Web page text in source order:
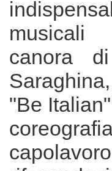
musicali
canora
"Be